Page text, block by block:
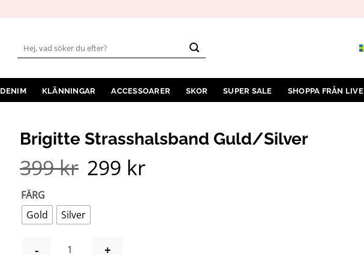
Sök
efter:
DENIM KLÄNNINGAR ACCESSOARER SKOR SUPER SALE SHOPPA FRÅN LIVE
Brigitte Strasshalsband Guld/Silver
399kr Det
ursprungliga
299 krDet
FÄRG
Gold
Silver
BRIGITTE STRASSHALSBAND GULD/SILVER MÄNGD